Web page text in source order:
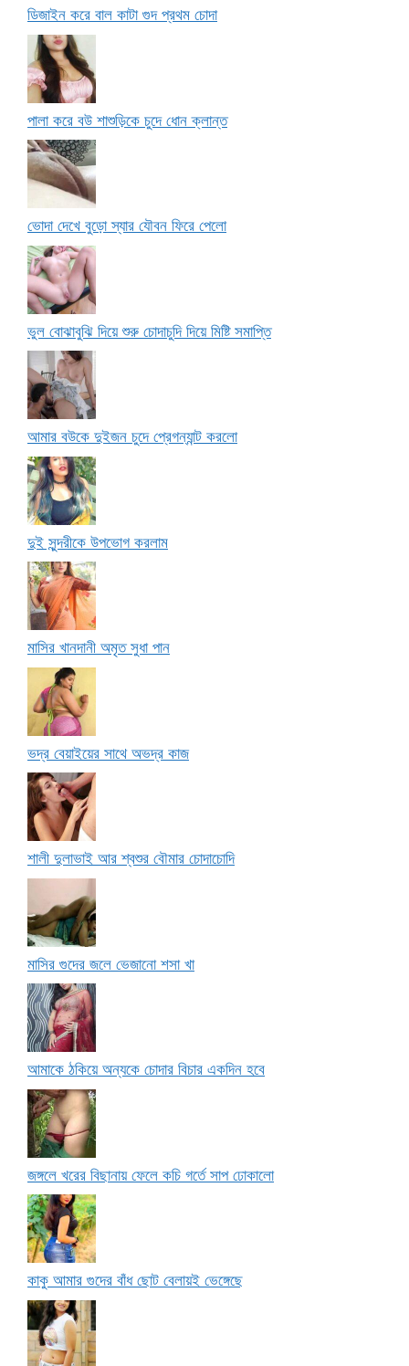
ডিজাইন করে বাল কাটা গুদ প্রথম চোদা
পালা করে বউ শাশুড়িকে চুদে ধোন ক্লান্ত
ভোদা দেখে বুড়ো স্যার যৌবন ফিরে পেলো
ভুল বোঝাবুঝি দিয়ে শুরু চোদাচুদি দিয়ে মিষ্টি সমাপ্তি
আমার বউকে দুইজন চুদে প্রেগন্যান্ট করলো
দুই সুন্দরীকে উপভোগ করলাম
মাসির খানদানী অমৃত সুধা পান
ভদ্র বেয়াইয়ের সাথে অভদ্র কাজ
শালী দুলাভাই আর শ্বশুর বৌমার চোদাচোদি
মাসির গুদের জলে ভেজানো শসা খা
আমাকে ঠকিয়ে অন্যকে চোদার বিচার একদিন হবে
জঙ্গলে খরের বিছানায় ফেলে কচি গর্তে সাপ ঢোকালো
কাকু আমার গুদের বাঁধ ছোট বেলায়ই ভেঙ্গেছে